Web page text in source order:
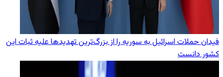
فیدان حملات اسرائیل به سوریه را از بزرگ‌ترین تهدیدها علیه ثبات این
کشور دانست